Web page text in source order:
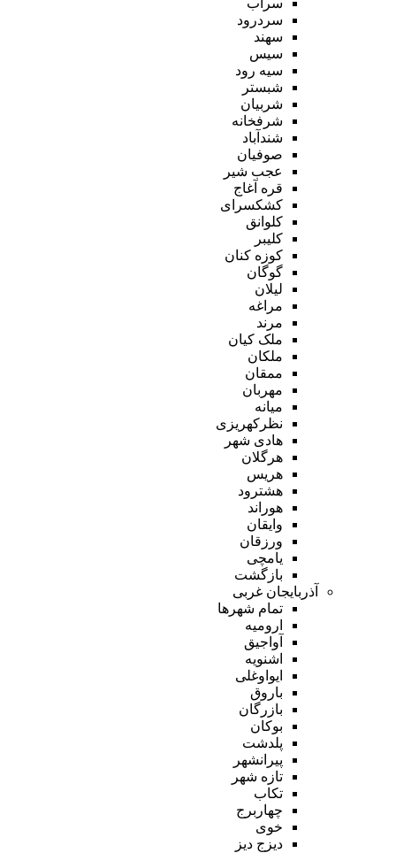
سردرود
سهند
سیس
سیه رود
شبستر
شربیان
شرفخانه
شندآباد
صوفیان
عجب شیر
قره آغاج
کشکسرای
کلوانق
کلیبر
کوزه کنان
گوگان
لیلان
مراغه
مرند
ملک کیان
ملکان
ممقان
مهربان
میانه
نظرکهریزی
هادی شهر
هرگلان
هریس
هشترود
هوراند
وایقان
ورزقان
یامچی
بازگشت
آذربایجان غربی
تمام شهر‌ها
ارومیه
آواجیق
اشنویه
ایواوغلی
باروق
بازرگان
بوکان
پلدشت
پیرانشهر
تازه شهر
تکاب
چهاربرج
خوی
دیزج دیز